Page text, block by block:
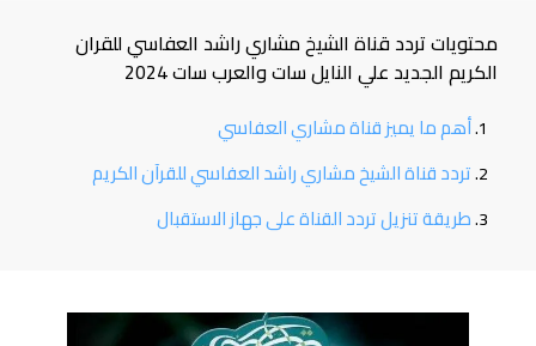
محتويات تردد قناة الشيخ مشاري راشد العفاسي للقران
الكريم الجديد علي النايل سات والعرب سات 2024
أهم ما يميز قناة مشاري العفاسي
تردد قناة الشيخ مشاري راشد العفاسي للقرآن الكريم
طريقة تنزيل تردد القناة على جهاز الاستقبال